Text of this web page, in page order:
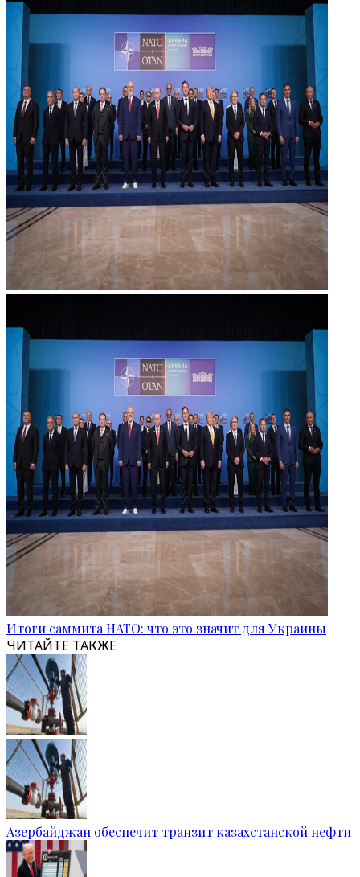
Итоги саммита НАТО: что это значит для Украины
ЧИТАЙТЕ ТАКЖЕ
Азербайджан обеспечит транзит казахстанской нефти